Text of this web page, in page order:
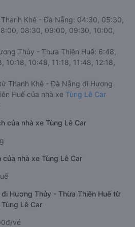
Khê - Đà Nẵng: 04:30, 05:30,
08:30, 09:00, 09:30, 10:00,
Thủy - Thừa Thiên Huế: 6:48,
10:18, 10:48, 11:18, 11:48, 12:18,
Thanh Khê - Đà Nẵng đi Hương
Huế của nhà xe Tùng Lê Car
của nhà xe Tùng Lê Car
nhà xe Tùng Lê Car
Hương Thủy - Thừa Thiên Huế từ
Lê Car
vé